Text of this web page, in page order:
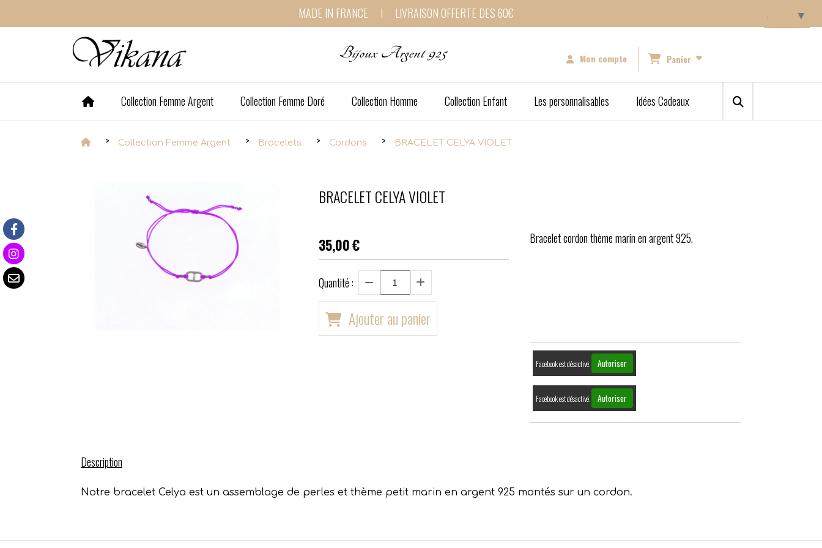
MADE IN FRANCE I LIVRAISON OFFERTE DES 60€
Bijoux Argent 925 Mon compte Panier
Collection Femme Argent Collection Femme Doré Collection Homme Collection Enfant Les personnalisables Idées Cadeaux
Collection Femme Argent Bracelets Cordons BRACELET CELYA VIOLET
BRACELET CELYA VIOLET
35,00€
Quantité :
Ajouter au panier
Bracelet cordon thème marin en argent 925.
Facebook est désactivé. Autoriser
Facebook est désactivé. Autoriser
Description
Notre bracelet Celya est un assemblage de perles et thème petit marin en argent 925 montés sur un cordon.
▼